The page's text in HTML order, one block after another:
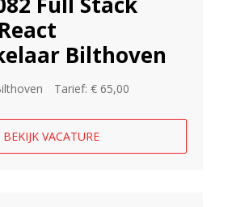
Bilthoven
Tarief: € 65,00
BEKIJK VACATURE